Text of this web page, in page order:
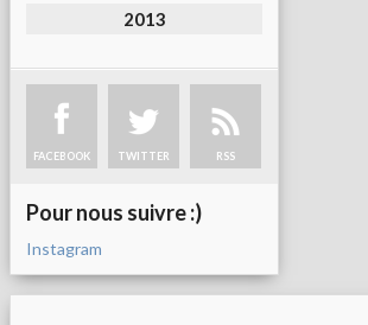
2013
FACEBOOK TWITTER RSS
Pour nous suivre :)
Instagram